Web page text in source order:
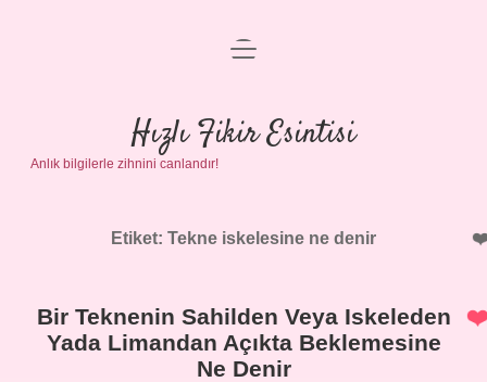
Anasayfa
Gizlilik Politikası
Yasal Uyarı
menüyü
Hızlı Fikir Esintisi
Anlık bilgilerle zihnini canlandır!
Etiket: Tekne iskelesine ne denir
Bir Teknenin Sahilden Veya Iskeleden
Yada Limandan Açıkta Beklemesine
Ne Denir